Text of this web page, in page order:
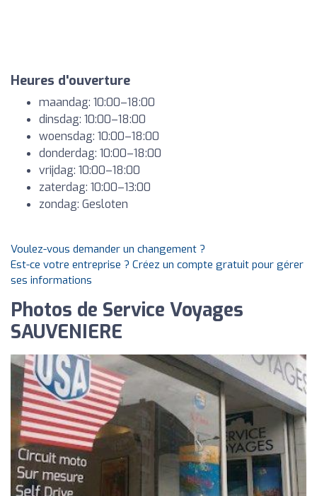
Heures d'ouverture
maandag: 10:00–18:00
dinsdag: 10:00–18:00
woensdag: 10:00–18:00
donderdag: 10:00–18:00
vrijdag: 10:00–18:00
zaterdag: 10:00–13:00
zondag: Gesloten
Voulez-vous demander un changement ?
Est-ce votre entreprise ? Créez un compte gratuit pour gérer
ses informations
Photos de Service Voyages
SAUVENIERE